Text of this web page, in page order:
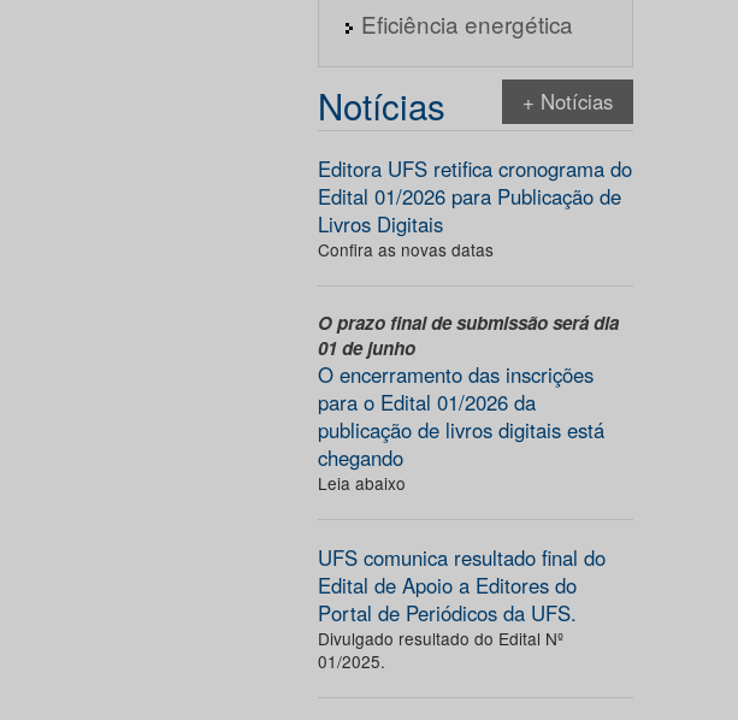
Eficiência energética
Notícias + Notícias
Editora UFS retifica cronograma do
Edital 01/2026 para Publicação de
Livros Digitais
Confira as novas datas
O prazo final de submissão será dia
01 de junho
O encerramento das inscrições
para o Edital 01/2026 da
publicação de livros digitais está
chegando
Leia abaixo
UFS comunica resultado final do
Edital de Apoio a Editores do
Portal de Periódicos da UFS.
Divulgado resultado do Edital Nº
01/2025.